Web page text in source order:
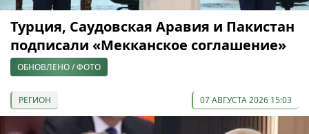
Турция, Саудовская Аравия и Пакистан
подписали «Мекканское соглашение»
ОБНОВЛЕНО / ФОТО
РЕГИОН 07 АВГУСТА 2026 15:03